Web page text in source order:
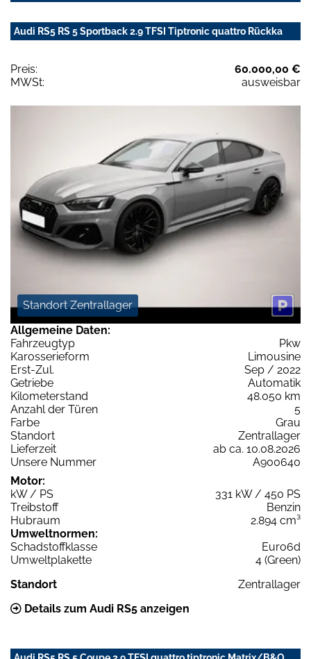
Audi RS5 RS 5 Sportback 2.9 TFSI Tiptronic quattro Rückka
Preis:
60.000,00 €
MWSt:
ausweisbar
Standort Zentrallager
Allgemeine Daten:
Fahrzeugtyp
Pkw
Karosserieform
Limousine
Erst-Zul.
Sep / 2022
Getriebe
Automatik
Kilometerstand
48.050 km
Anzahl der Türen
5
Farbe
Grau
Standort
Zentrallager
Lieferzeit
ab ca. 10.08.2026
Unsere Nummer
A900640
Motor:
kW / PS
331 kW / 450 PS
Treibstoff
Benzin
Hubraum
2.894 cm³
Umweltnormen:
Schadstoffklasse
Euro6d
Umweltplakette
4 (Green)
Standort
Zentrallager
Details zum Audi RS5 anzeigen